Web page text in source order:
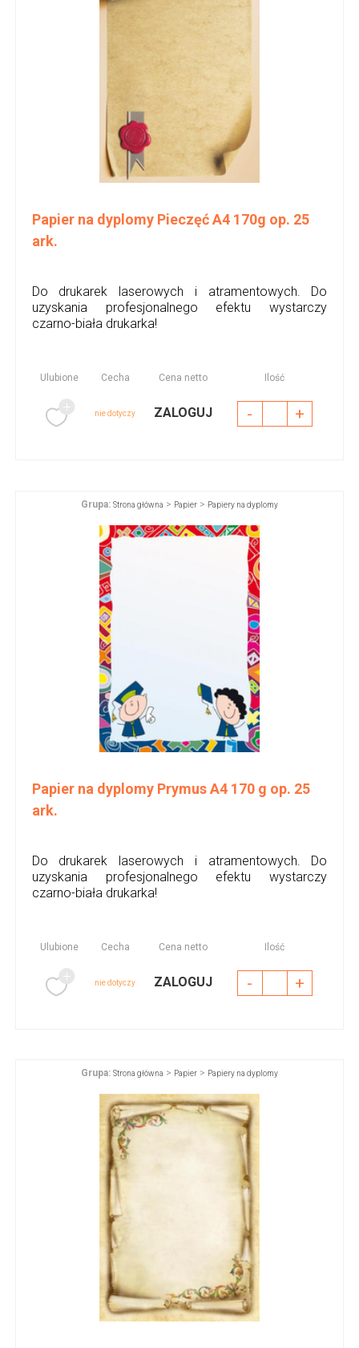
Papier na dyplomy Pieczęć A4 170g op. 25
ark.
Do drukarek laserowych i atramentowych. Do
uzyskania profesjonalnego efektu wystarczy
czarno-biała drukarka!
Ulubione Cecha Cena netto Ilość
nie dotyczy ZALOGUJ - +
Grupa: Strona główna > Papier > Papiery na dyplomy
Papier na dyplomy Prymus A4 170 g op. 25
ark.
Do drukarek laserowych i atramentowych. Do
uzyskania profesjonalnego efektu wystarczy
czarno-biała drukarka!
Ulubione Cecha Cena netto Ilość
nie dotyczy ZALOGUJ - +
Grupa: Strona główna > Papier > Papiery na dyplomy